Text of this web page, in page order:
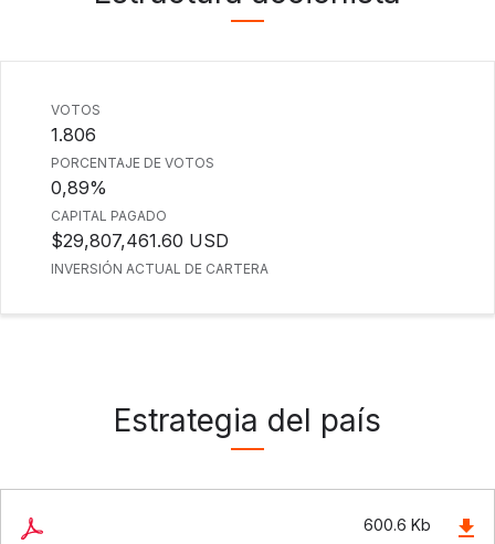
VOTOS
1.806
PORCENTAJE DE VOTOS
0,89%
CAPITAL PAGADO
$29,807,461.60 USD
INVERSIÓN ACTUAL DE CARTERA
Estrategia del país
600.6 Kb